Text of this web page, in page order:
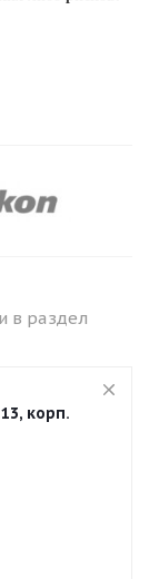
в раздел
корп.